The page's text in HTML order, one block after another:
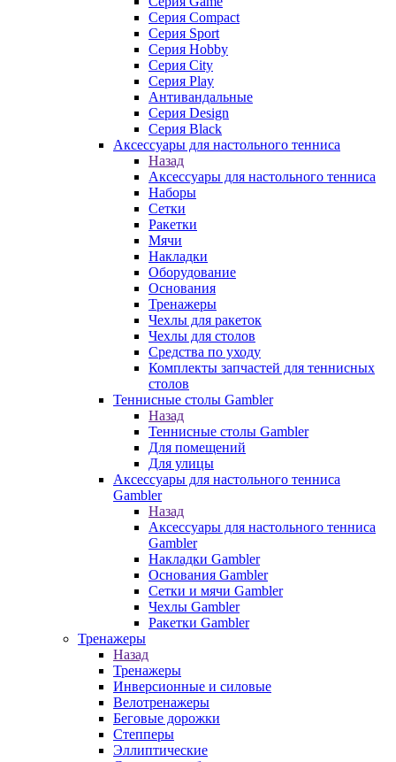
Серия Compact
Серия Sport
Серия Hobby
Серия City
Серия Play
Антивандальные
Серия Design
Серия Black
Аксессуары для настольного тенниса
Назад
Аксессуары для настольного тенниса
Наборы
Сетки
Ракетки
Мячи
Накладки
Оборудование
Основания
Тренажеры
Чехлы для ракеток
Чехлы для столов
Средства по уходу
Комплекты запчастей для теннисных
столов
Теннисные столы Gambler
Назад
Теннисные столы Gambler
Для помещений
Для улицы
Аксессуары для настольного тенниса
Gambler
Назад
Аксессуары для настольного тенниса
Gambler
Накладки Gambler
Основания Gambler
Сетки и мячи Gambler
Чехлы Gambler
Ракетки Gambler
Тренажеры
Назад
Тренажеры
Инверсионные и силовые
Велотренажеры
Беговые дорожки
Степперы
Эллиптические